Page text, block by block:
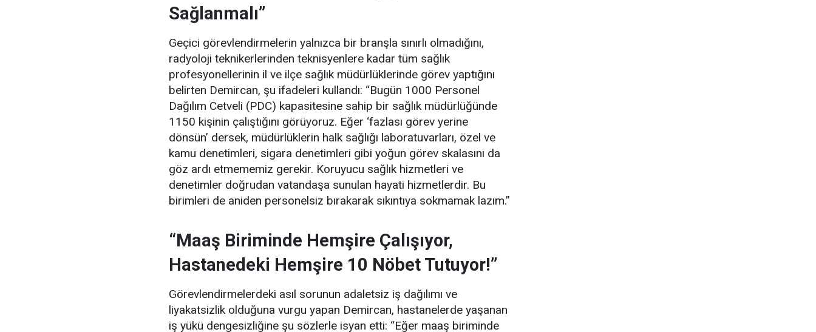
Sağlanmalı”
Geçici görevlendirmelerin yalnızca bir branşla sınırlı olmadığını,
radyoloji teknikerlerinden teknisyenlere kadar tüm sağlık
profesyonellerinin il ve ilçe sağlık müdürlüklerinde görev yaptığını
belirten Demircan, şu ifadeleri kullandı: “Bugün 1000 Personel
Dağılım Cetveli (PDC) kapasitesine sahip bir sağlık müdürlüğünde
1150 kişinin çalıştığını görüyoruz. Eğer ‘fazlası görev yerine
dönsün’ dersek, müdürlüklerin halk sağlığı laboratuvarları, özel ve
kamu denetimleri, sigara denetimleri gibi yoğun görev skalasını da
göz ardı etmememiz gerekir. Koruyucu sağlık hizmetleri ve
denetimler doğrudan vatandaşa sunulan hayati hizmetlerdir. Bu
birimleri de aniden personelsiz bırakarak sıkıntıya sokmamak lazım.”
“Maaş Biriminde Hemşire Çalışıyor,
Hastanedeki Hemşire 10 Nöbet Tutuyor!”
Görevlendirmelerdeki asıl sorunun adaletsiz iş dağılımı ve
liyakatsizlik olduğuna vurgu yapan Demircan, hastanelerde yaşanan
iş yükü dengesizliğine şu sözlerle isyan etti: “Eğer maaş biriminde